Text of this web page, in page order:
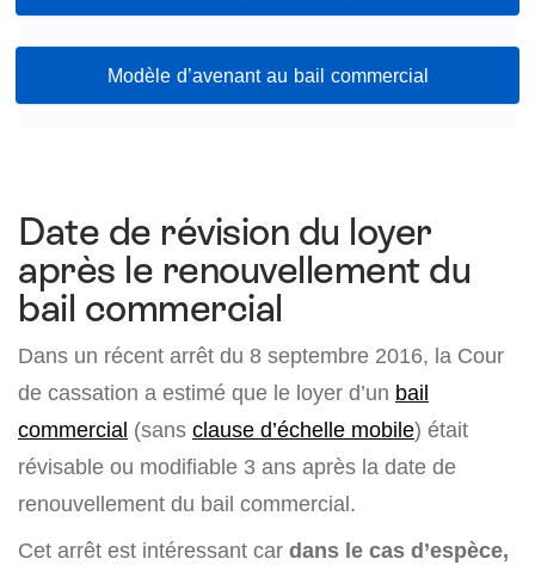
Modèle d’avenant au bail commercial
Date de révision du loyer
après le renouvellement du
bail commercial
Dans un récent arrêt du 8 septembre 2016, la Cour
de cassation a estimé que le loyer d’un bail
commercial (sans clause d’échelle mobile) était
révisable ou modifiable 3 ans après la date de
renouvellement du bail commercial.
Cet arrêt est intéressant car dans le cas d’espèce,